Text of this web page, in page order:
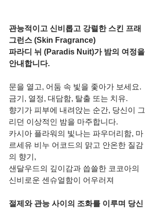
관능적이고 신비롭고 강렬한 스킨 프래
그런스 (Skin Fragrance)
파라디 뉘 (Paradis Nuit)가 밤의 여정을
안내합니다.
문을 열고, 어둠 속 빛을 좇아가 보세요.
금기, 열정, 대담함, 탈출 또는 치유.
향기가 피부에 내려앉는 순간, 당신이 그
리던 이상적인 밤을 마주합니다.
카시아 플라워의 빛나는 파우더리함, 마
르세유 비누 어코드의 맑고 안온한 질감
의 향기,
샌달우드의 깊이감과 씁쓸한 코코아의
신비로운 센슈얼함이 어우러져
절제와 관능 사이의 조화를 이루며 당신